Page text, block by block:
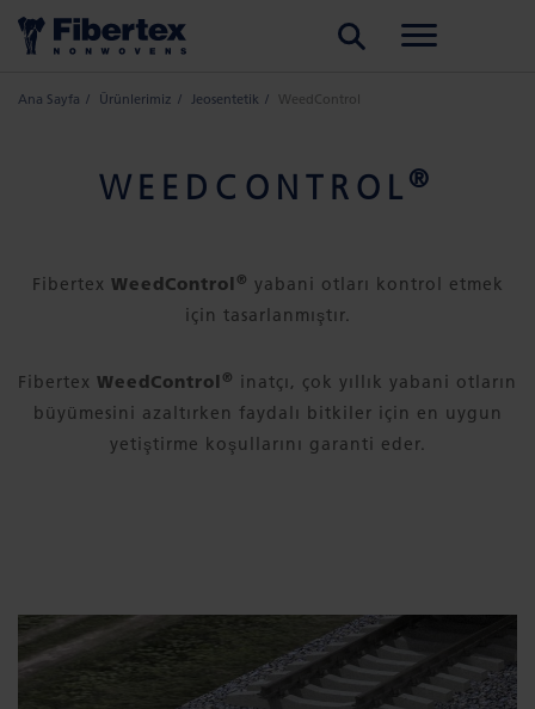
Ana Sayfa Ürünlerimiz Jeosentetik WeedControl
WEEDCONTROL ®
Fibertex WeedControl ® yabani otları kontrol etmek
için tasarlanmıştır.
Fibertex WeedControl ® inatçı, çok yıllık yabani otların
büyümesini azaltırken faydalı bitkiler için en uygun
yetiştirme koşullarını garanti eder.